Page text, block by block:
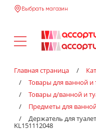
Выбрать магазин
Главная страница /
/
Товары для ванной и
/
Товары д/ванной и
/
Предметы для
/
Держатель для
KL151112048